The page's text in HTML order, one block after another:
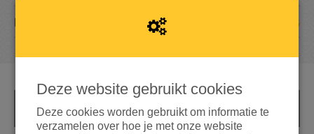
66
INFO
Deze website gebruikt cookies
Deze cookies worden gebruikt om informatie te
verzamelen over hoe je met onze website